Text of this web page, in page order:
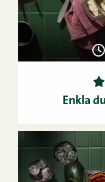
1
Enkla